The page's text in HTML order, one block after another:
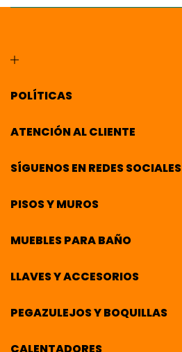
POLÍTICAS
ATENCIÓN AL CLIENTE
SÍGUENOS EN REDES SOCIALES
PISOS Y MUROS
MUEBLES PARA BAÑO
LLAVES Y ACCESORIOS
PEGAZULEJOS Y BOQUILLAS